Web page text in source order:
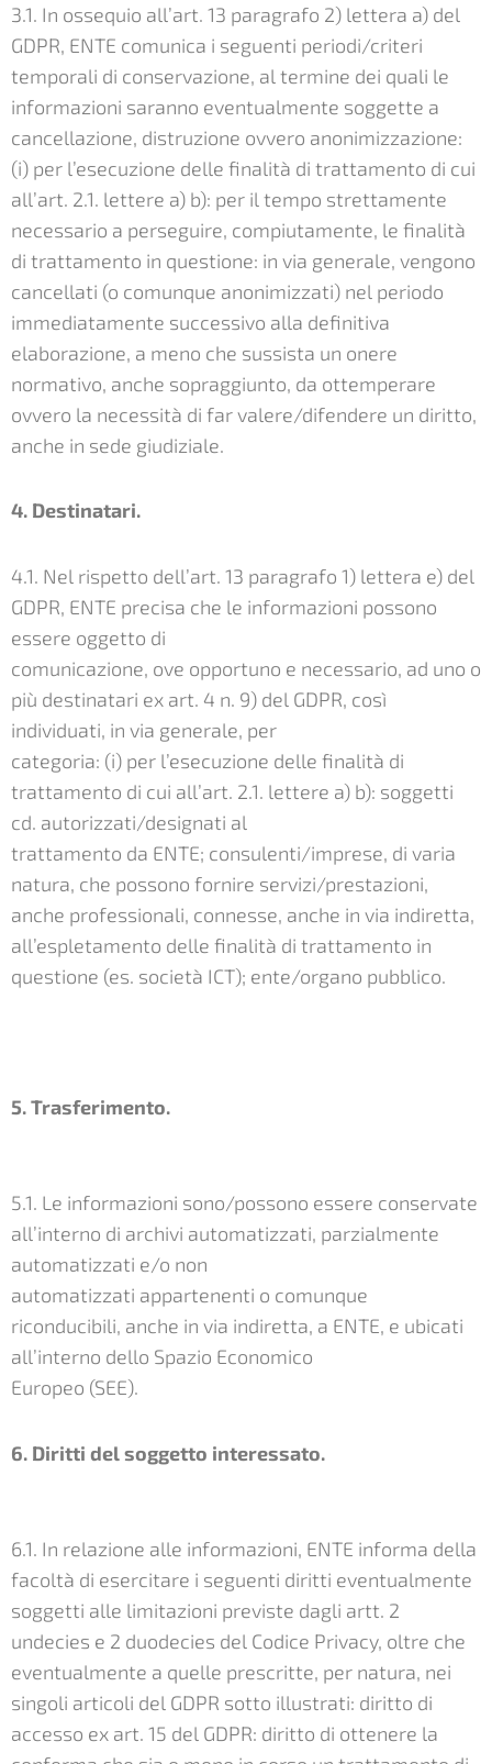
3.1. In ossequio all’art. 13 paragrafo 2) lettera a) del
GDPR, ENTE comunica i seguenti periodi/criteri
temporali di conservazione, al termine dei quali le
informazioni saranno eventualmente soggette a
cancellazione, distruzione ovvero anonimizzazione:
(i) per l’esecuzione delle finalità di trattamento di cui
all’art. 2.1. lettere a) b): per il tempo strettamente
necessario a perseguire, compiutamente, le finalità
di trattamento in questione: in via generale, vengono
cancellati (o comunque anonimizzati) nel periodo
immediatamente successivo alla definitiva
elaborazione, a meno che sussista un onere
normativo, anche sopraggiunto, da ottemperare
ovvero la necessità di far valere/difendere un diritto,
anche in sede giudiziale.
4. Destinatari.
4.1. Nel rispetto dell’art. 13 paragrafo 1) lettera e) del
GDPR, ENTE precisa che le informazioni possono
essere oggetto di
comunicazione, ove opportuno e necessario, ad uno o
più destinatari ex art. 4 n. 9) del GDPR, così
individuati, in via generale, per
categoria: (i) per l’esecuzione delle finalità di
trattamento di cui all’art. 2.1. lettere a) b): soggetti
cd. autorizzati/designati al
trattamento da ENTE; consulenti/imprese, di varia
natura, che possono fornire servizi/prestazioni,
anche professionali, connesse, anche in via indiretta,
all’espletamento delle finalità di trattamento in
questione (es. società ICT); ente/organo pubblico.
5. Trasferimento.
5.1. Le informazioni sono/possono essere conservate
all’interno di archivi automatizzati, parzialmente
automatizzati e/o non
automatizzati appartenenti o comunque
riconducibili, anche in via indiretta, a ENTE, e ubicati
all’interno dello Spazio Economico
Europeo (SEE).
6. Diritti del soggetto interessato.
6.1. In relazione alle informazioni, ENTE informa della
facoltà di esercitare i seguenti diritti eventualmente
soggetti alle limitazioni previste dagli artt. 2
undecies e 2 duodecies del Codice Privacy, oltre che
eventualmente a quelle prescritte, per natura, nei
singoli articoli del GDPR sotto illustrati: diritto di
accesso ex art. 15 del GDPR: diritto di ottenere la